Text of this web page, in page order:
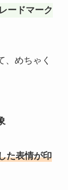
レードマーク
、めちゃく
た表情が印